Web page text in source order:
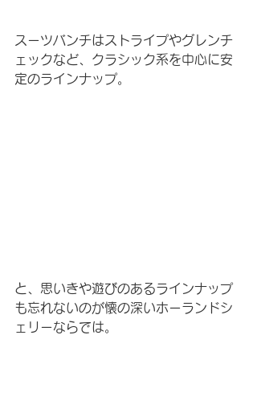
スーツバンチはストライプやグレンチ
ェックなど、クラシック系を中心に安
定のラインナップ。
と、思いきや遊びのあるラインナップ
も忘れないのが懐の深いホーランドシ
ェリーならでは。